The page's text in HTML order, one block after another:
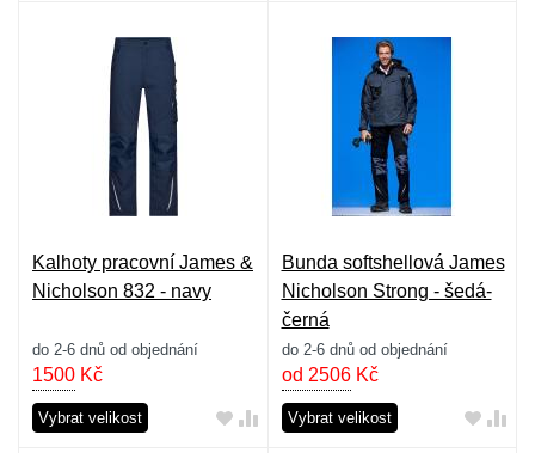
Kalhoty pracovní James &
Nicholson 832 - navy
do 2-6 dnů od objednání
1500 Kč
Vybrat velikost
Bunda softshellová James
Nicholson Strong - šedá-
černá
do 2-6 dnů od objednání
od 2506Kč
Vybrat velikost